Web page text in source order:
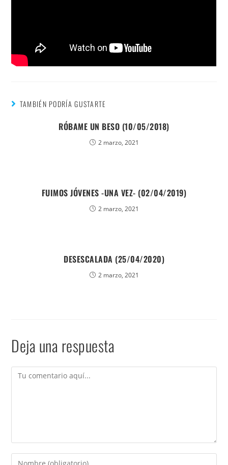
TAMBIÉN PODRÍA GUSTARTE
RÓBAME UN BESO (10/05/2018)
2 marzo, 2021
FUIMOS JÓVENES -UNA VEZ- (02/04/2019)
2 marzo, 2021
DESESCALADA (25/04/2020)
2 marzo, 2021
Deja una respuesta